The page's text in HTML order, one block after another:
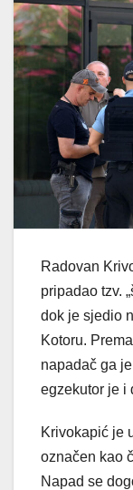
Radovan
pripadao tzv.
dok je sjedio
Kotoru.
napadač ga
egzekutor je i
Krivokapić je
označen kao
Napad se